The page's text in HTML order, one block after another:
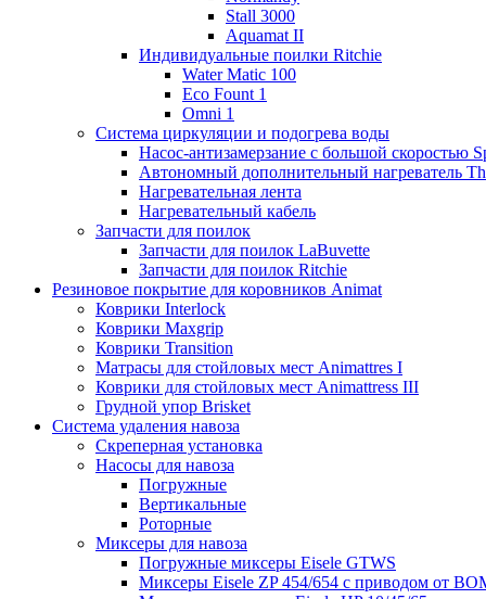
Stall 3000
Aquamat II
Индивидуальные поилки Ritchie
Water Matic 100
Eco Fount 1
Omni 1
Система циркуляции и подогрева воды
Насос-антизамерзание с большой скоростью
Автономный дополнительный нагреватель
Нагревательная лента
Нагревательный кабель
Запчасти для поилок
Запчасти для поилок LaBuvette
Запчасти для поилок Ritchie
Резиновое покрытие для коровников Animat
Коврики Interlock
Коврики Maxgrip
Коврики Transition
Матрасы для стойловых мест Animattres I
Коврики для стойловых мест Animattress III
Грудной упор Brisket
Система удаления навоза
Скреперная установка
Насосы для навоза
Погружные
Вертикальные
Роторные
Миксеры для навоза
Погружные миксеры Eisele GTWS
Миксеры Eisele ZP 454/654 с приводом от